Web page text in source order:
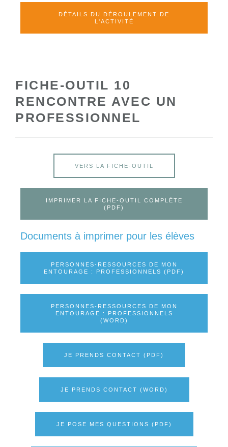
DÉTAILS DU DÉROULEMENT DE
L'ACTIVITÉ
FICHE-OUTIL 10
RENCONTRE AVEC UN
PROFESSIONNEL
VERS LA FICHE-OUTIL
IMPRIMER LA FICHE-OUTIL COMPLÈTE
(PDF)
Documents à imprimer pour les élèves
PERSONNES-RESSOURCES DE MON
ENTOURAGE : PROFESSIONNELS (PDF)
PERSONNES-RESSOURCES DE MON
ENTOURAGE : PROFESSIONNELS
(WORD)
JE PRENDS CONTACT (PDF)
JE PRENDS CONTACT (WORD)
JE POSE MES QUESTIONS (PDF)